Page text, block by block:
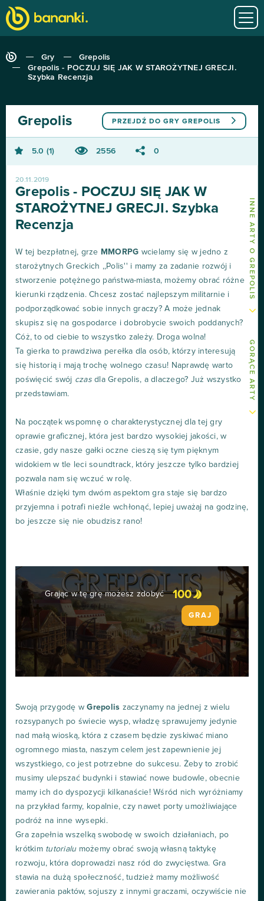
Gry
Grepolis
Grepolis - POCZUJ SIĘ JAK W STAROŻYTNEJ GRECJI.
Szybka Recenzja
INNE ARTY O GREPOLIS
GORĄCE ARTY
PRZEJDŹ DO GRY GREPOLIS
Grepolis
5.0 1 2556 0
20.11.2019
Grepolis - POCZUJ SIĘ JAK W
STAROŻYTNEJ GRECJI. Szybka
Recenzja
W tej bezpłatnej, grze MMORPG wcielamy się w jedno z
starożytnych Greckich ,,Polis'' i mamy za zadanie rozwój i
stworzenie potężnego państwa-miasta, możemy obrać różne
kierunki rządzenia. Chcesz zostać najlepszym militarnie i
podporządkować sobie innych graczy? A może jednak
skupisz się na gospodarce i dobrobycie swoich poddanych?
Cóż, to od ciebie to wszystko zależy. Droga wolna!
Ta gierka to prawdziwa perełka dla osób, którzy interesują
się historią i mają trochę wolnego czasu! Naprawdę warto
poświęcić swój czasdla Grepolis, a dlaczego? Już wszystko
przedstawiam.
Na początek wspomnę o charakterystycznej dla tej gry
oprawie graficznej, która jest bardzo wysokiej jakości, w
czasie, gdy nasze gałki oczne cieszą się tym pięknym
widokiem w tle leci soundtrack, który jeszcze tylko bardziej
pozwala nam się wczuć w rolę.
Właśnie dzięki tym dwóm aspektom gra staje się bardzo
przyjemna i potrafi nieźle wchłonąć, lepiej uważaj na godzinę,
bo jeszcze się nie obudzisz rano!
Grając w tę grę możesz zdobyć 100
GRAJ
Swoją przygodę wGrepolis zaczynamy na jednej z wielu
rozsypanych po świecie wysp, władzę sprawujemy jedynie
nad małą wioską, która z czasem będzie zyskiwać miano
ogromnego miasta, naszym celem jest zapewnienie jej
wszystkiego, co jest potrzebne do sukcesu. Żeby to zrobić
musimy ulepszać budynki i stawiać nowe budowle, obecnie
mamy ich do dyspozycji kilkanaście! Wśród nich wyróżniamy
na przykład farmy, kopalnie, czy nawet porty umożliwiające
podróż na inne wysepki.
Gra zapełnia wszelką swobodę w swoich działaniach, po
krótkim tutorialumożemy obrać swoją własną taktykę
rozwoju, która doprowadzi nasz ród do zwycięstwa. Gra
stawia na dużą społeczność, tudzież mamy możliwość
zawierania paktów, sojuszy z innymi graczami, oczywiście nie